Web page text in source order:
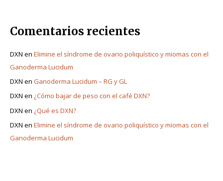
Comentarios recientes
DXN enElimine el síndrome de ovario poliquístico y miomas con el
Ganoderma Lucidum
DXN enGanoderma Lucidum – RG y GL
DXN en ¿Cómo bajar de peso con el café DXN?
DXN en ¿Qué es DXN?
DXN enElimine el síndrome de ovario poliquístico y miomas con el
Ganoderma Lucidum